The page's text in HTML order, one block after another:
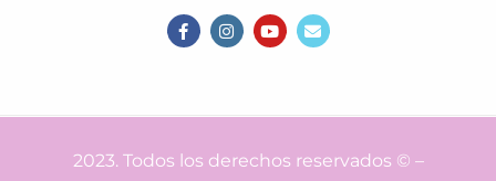
2023. Todos los derechos reservados © –